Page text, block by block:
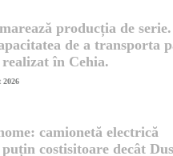
producția de
de a transporta
realizat în Cehia.
2026
camionetă electrică
costisitoare decât